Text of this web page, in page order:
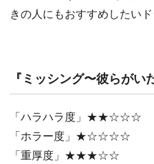
きの人にもおすすめしたいド
『ミッシング〜彼らがい
「ハラハラ度」★★☆☆☆
「ホラー度」★☆☆☆☆
「重厚度」★★★☆☆